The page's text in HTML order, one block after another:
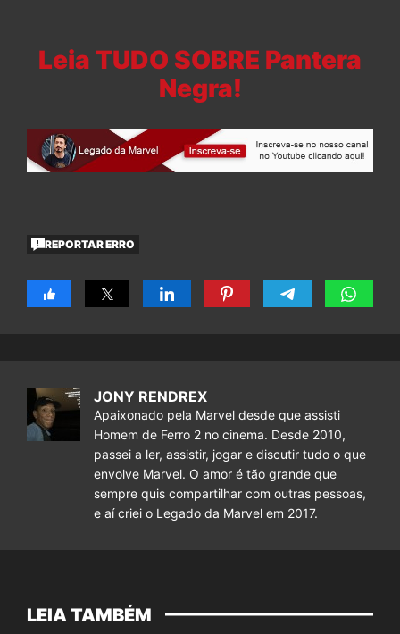
Leia TUDO SOBRE Pantera
Negra!
REPORTAR ERRO
JONY RENDREX
Apaixonado pela Marvel desde que assisti
Homem de Ferro 2 no cinema. Desde 2010,
passei a ler, assistir, jogar e discutir tudo o que
envolve Marvel. O amor é tão grande que
sempre quis compartilhar com outras pessoas,
e aí criei o Legado da Marvel em 2017.
LEIA TAMBÉM